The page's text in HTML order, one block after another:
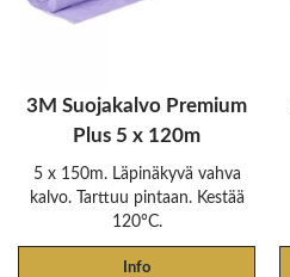
3M Suojakalvo Premium
Plus 5 x 120m
5 x 150m. Läpinäkyvä vahva
kalvo. Tarttuu pintaan. Kestää
120°C.
Info